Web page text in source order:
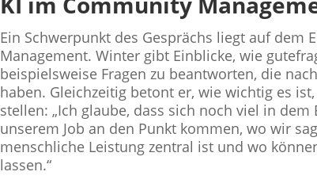
Ein Schwerpunkt des Gesprächs liegt auf
Management. Winter gibt Einblicke, wie
beispielsweise Fragen zu beantworten, die
haben. Gleichzeitig betont er, wie wichtig es
stellen: „Ich glaube, dass sich noch viel in
unserem Job an den Punkt kommen, wo wir
menschliche Leistung zentral ist und wo
lassen.“